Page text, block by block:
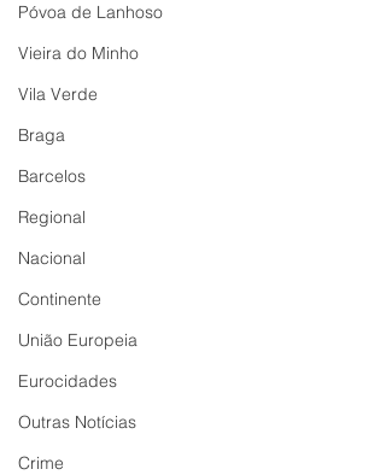
Póvoa de Lanhoso
Vieira do Minho
Vila Verde
Braga
Barcelos
Regional
Nacional
Continente
União Europeia
Eurocidades
Outras Notícias
Crime